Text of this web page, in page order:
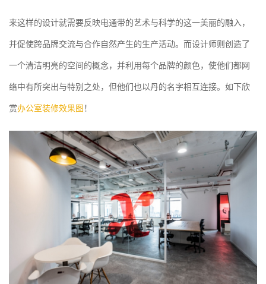
来这样的设计就需要反映电通带的艺术与科学的这一美丽的融入，
并促使跨品牌交流与合作自然产生的生产活动。而设计师则创造了
一个清洁明亮的空间的概念，并利用每个品牌的颜色，使他们都网
络中有所突出与特别之处，但他们也以丹的名字相互连接。如下欣
赏办公室装修效果图 ！